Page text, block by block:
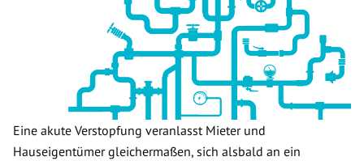
Eine akute Verstopfung veranlasst Mieter und
Hauseigentümer gleichermaßen, sich alsbald an ein